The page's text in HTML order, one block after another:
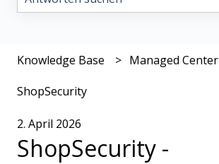
Knowledge Base Managed Center
ShopSecurity
2. April 2026
ShopSecurity -